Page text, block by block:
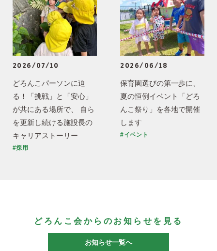
2026/07/10
どろんこパーソンに迫
る！「挑戦」と「安心」
が共にある場所で、 自ら
を更新し続ける施設長の
キャリアストーリー
#採用
2026/06/18
保育園選びの第一歩に、
夏の恒例イベント「どろ
んこ祭り」を各地で開催
します
#イベント
どろんこ会からのお知らせを見る
お知らせ一覧へ